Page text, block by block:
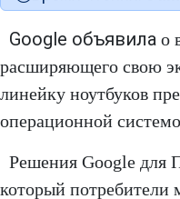
Google объявила о
расширяющего свою
линейку ноутбуков
операционной
Решения Google для
который потребители